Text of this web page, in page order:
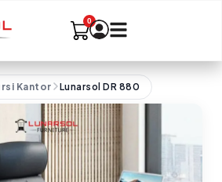
Kantor Lunarsol DR 880